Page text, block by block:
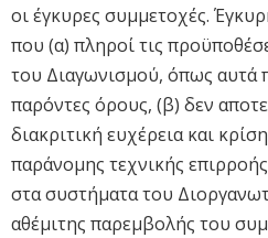
οι έγκυρες συμμετοχές.
που (α) πληροί τις
του Διαγωνισμού, όπως αυτά
παρόντες όρους, (β) δεν
διακριτική ευχέρεια και
παράνομης τεχνικής
στα συστήματα του
αθέμιτης παρεμβολής του